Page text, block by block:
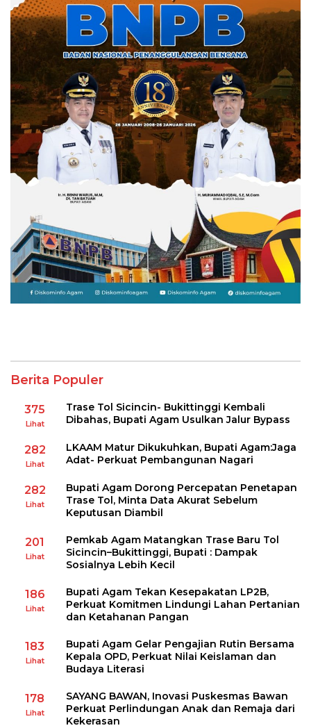
Berita Populer
375
Lihat
Trase Tol Sicincin- Bukittinggi Kembali
Dibahas, Bupati Agam Usulkan Jalur Bypass
282
Lihat
LKAAM Matur Dikukuhkan, Bupati Agam:Jaga
Adat- Perkuat Pembangunan Nagari
282
Lihat
Bupati Agam Dorong Percepatan Penetapan
Trase Tol, Minta Data Akurat Sebelum
Keputusan Diambil
201
Lihat
Pemkab Agam Matangkan Trase Baru Tol
Sicincin–Bukittinggi, Bupati : Dampak
Sosialnya Lebih Kecil
186
Lihat
Bupati Agam Tekan Kesepakatan LP2B,
Perkuat Komitmen Lindungi Lahan Pertanian
dan Ketahanan Pangan
183
Lihat
Bupati Agam Gelar Pengajian Rutin Bersama
Kepala OPD, Perkuat Nilai Keislaman dan
Budaya Literasi
178
Lihat
SAYANG BAWAN, Inovasi Puskesmas Bawan
Perkuat Perlindungan Anak dan Remaja dari
Kekerasan